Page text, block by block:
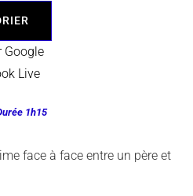
Google
Live
1h15
face à face entre un père et